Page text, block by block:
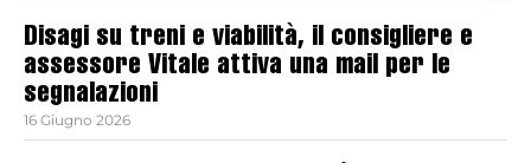
Disagi su treni e viabilità, il consigliere e
assessore Vitale attiva una mail per le
segnalazioni
16 Giugno 2026